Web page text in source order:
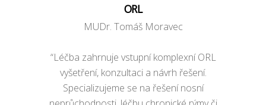
ORL
MUDr. Tomáš Moravec
“Léčba zahrnuje vstupní komplexní ORL
vyšetření, konzultaci a návrh řešení.
Specializujeme se na řešení nosní